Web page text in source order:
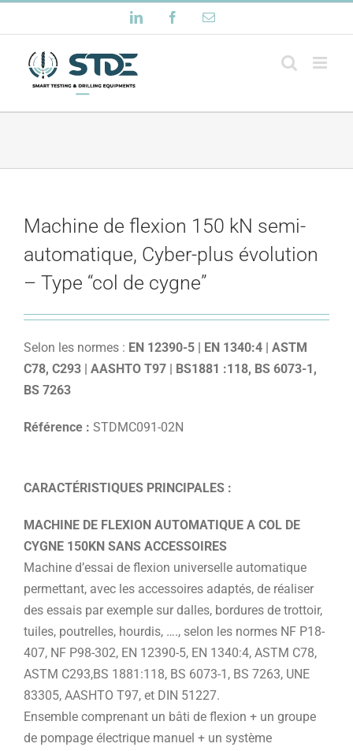
au
contenu
LinkedIn FacebookEmail
Machine de flexion 150 kN semi-
automatique, Cyber-plus évolution
– Type “col de cygne”
Selon les normes : EN 12390-5 | EN 1340:4 | ASTM
C78, C293 | AASHTO T97 | BS1881 :118, BS 6073-1,
BS 7263
Référence : STDMC091-02N
CARACTÉRISTIQUES PRINCIPALES :
MACHINE DE FLEXION AUTOMATIQUE A COL DE
CYGNE 150KN SANS ACCESSOIRES
Machine d’essai de flexion universelle automatique
permettant, avec les accessoires adaptés, de réaliser
des essais par exemple sur dalles, bordures de trottoir,
tuiles, poutrelles, hourdis, …., selon les normes NF P18-
407, NF P98-302, EN 12390-5, EN 1340:4, ASTM C78,
ASTM C293,BS 1881:118, BS 6073-1, BS 7263, UNE
83305, AASHTO T97, et DIN 51227.
Ensemble comprenant un bâti de flexion + un groupe
de pompage électrique manuel + un système